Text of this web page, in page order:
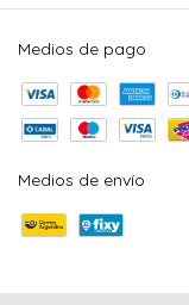
Medios de pago
Medios de envío